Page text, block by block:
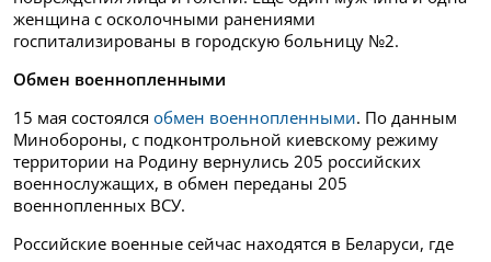
женщина с осколочными ранениями
госпитализированы в городскую больницу №2.
Обмен военнопленными
15 мая состоялся обмен военнопленными. По данным
Минобороны, с подконтрольной киевскому режиму
территории на Родину вернулись 205 российских
военнослужащих, в обмен переданы 205
военнопленных ВСУ.
Российские военные сейчас находятся в Беларуси, где